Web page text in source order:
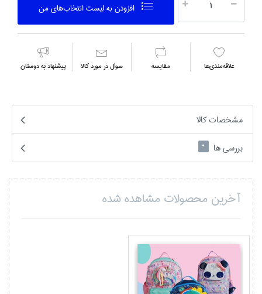
افزودن به ليست انتخاب‌هاي من
علاقه‌مندي‌ها مقايسه سوال در مورد كالا پیشنهاد به دوستان
مشخصات کالا
بررسی ها
0
آخرین محصولات مشاهده شده